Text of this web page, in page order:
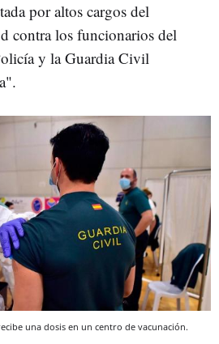
por altos cargos del
contra los funcionarios del
y la Guardia Civil
una dosis en un centro de vacunación.